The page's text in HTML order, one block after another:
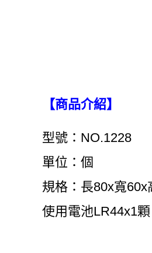
【商品介紹】
型號：NO.1228
單位：個
規格：長80x寬60x
使用電池LR44x1顆